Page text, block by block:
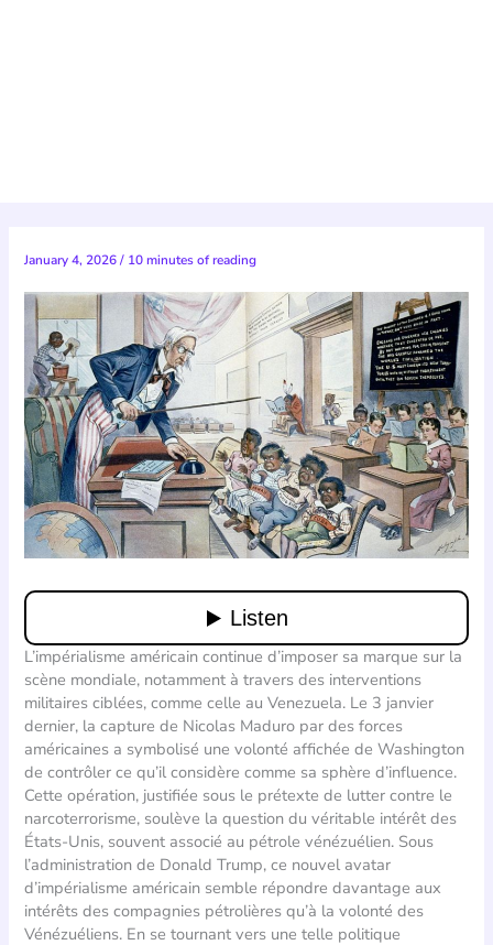
January 4, 2026/ 10 minutes of reading
L’impérialisme américain continue d’imposer sa marque sur la
scène mondiale, notamment à travers des interventions
militaires ciblées, comme celle au Venezuela. Le 3 janvier
dernier, la capture de Nicolas Maduro par des forces
américaines a symbolisé une volonté affichée de Washington
de contrôler ce qu’il considère comme sa sphère d’influence.
Cette opération, justifiée sous le prétexte de lutter contre le
narcoterrorisme, soulève la question du véritable intérêt des
États-Unis, souvent associé au pétrole vénézuélien. Sous
l’administration de Donald Trump, ce nouvel avatar
d’impérialisme américain semble répondre davantage aux
intérêts des compagnies pétrolières qu’à la volonté des
Vénézuéliens. En se tournant vers une telle politique